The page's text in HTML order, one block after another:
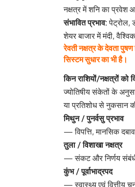
नक्षत्र में शनि का प्रवेश
संभावित प्रभाव: पेट्रोल,
शेयर बाजार में मंदी,
रेवती नक्षत्र के देवता
सिस्टम सुधार का भी है।
किन राशियों/नक्षत्रों को
ज्योतिषीय संकेतों के
या प्रतिशोध से नुकसान
मिथुन / पुनर्वसु प्रभाव
— विपत्ति, मानसिक
तुला / विशाखा नक्षत्र
— संकट और निर्णय
कुंभ / पूर्वाभाद्रपद
— स्वास्थ्य एवं वित्तीय